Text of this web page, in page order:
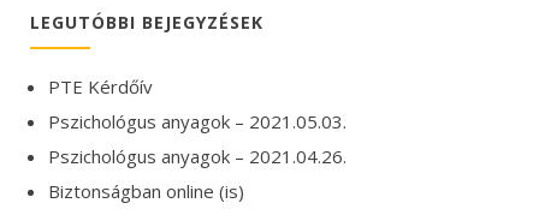
LEGUTÓBBI BEJEGYZÉSEK
PTE Kérdőív
Pszichológus anyagok – 2021.05.03.
Pszichológus anyagok – 2021.04.26.
Biztonságban online (is)